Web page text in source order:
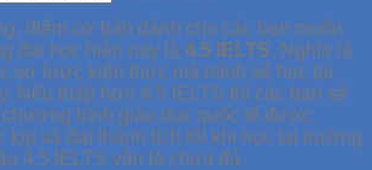
điểm cơ bản dành cho các bạn muốn
đại học hiện nay là 4.5 IELTS. Nghĩa là
sơ lược kiến thức mà mình sẽ học tại
Nếu thấp hơn 4.5 IELTS thì các bạn sẽ
chương trình giáo dục quốc tế được.
kịp và đạt thành tích tốt khi học tại trường
4.5 IELTS vẫn là chưa đủ.